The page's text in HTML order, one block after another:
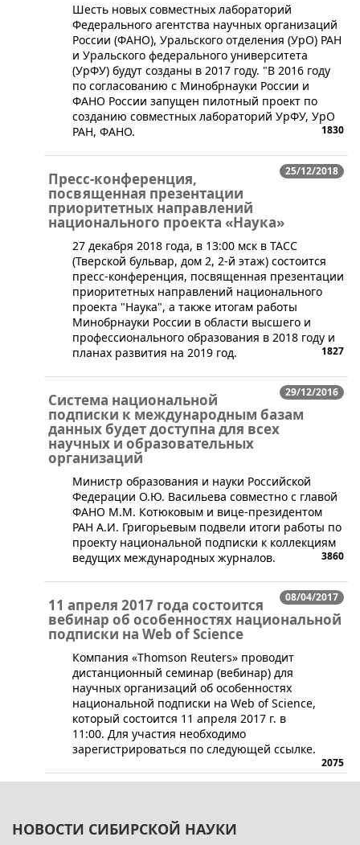
​Шесть новых совместных лабораторий
Федерального агентства научных организаций
России (ФАНО), Уральского отделения (УрО) РАН
и Уральского федерального университета
(УрФУ) будут созданы в 2017 году. "В 2016 году
по согласованию с Минобрнауки России и
ФАНО России запущен пилотный проект по
созданию совместных лабораторий УрФУ, УрО
РАН, ФАНО.
1830
25/12/2018
Пресс-конференция,
посвященная презентации
приоритетных направлений
национального проекта «Наука»
27 декабря 2018 года, в 13:00 мск в ТАСС
(Тверской бульвар, дом 2, 2-й этаж) состоится
пресс-конференция, посвященная презентации
приоритетных направлений национального
проекта "Наука", а также итогам работы
Минобрнауки России в области высшего и
профессионального образования в 2018 году и
планах развития на 2019 год.
1827
29/12/2016
Система национальной
подписки к международным базам
данных будет доступна для всех
научных и образовательных
организаций
​Министр образования и науки Российской
Федерации О.Ю. Васильева совместно с главой
ФАНО М.М. Котюковым и вице-президентом
РАН А.И. Григорьевым подвели итоги работы по
проекту национальной подписки к коллекциям
ведущих международных журналов.
3860
08/04/2017
11 апреля 2017 года состоится
вебинар об особенностях национальной
подписки на Web of Science
​Компания «Thomson Reuters» проводит
дистанционный семинар (вебинар) для
научных организаций об особенностях
национальной подписки на Web of Science,
который состоится 11 апреля 2017 г. в
11:00. Для участия необходимо
зарегистрироваться по следующей ссылке.
2075
НОВОСТИ СИБИРСКОЙ НАУКИ